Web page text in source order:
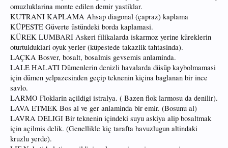
omuzluklarina monte edilen demir yastiklar.
KUTRANI KAPLAMA Ahsap diagonal (çapraz) kaplama
KÜPESTE Güverte üstündeki borda kaplamasi.
KÜREK LUMBARI Askeri filikalarda iskarmoz yerine küreklerin
oturtulduklari oyuk yerler (küpestede takazlik tahtasinda).
LAÇKA Bosver, bosalt, bosalmis gevsemis anlaminda.
LALE HALATI Dümenlerin denizli havalarda düsüp kaybolmamasi
için dümen yelpazesinden geçip teknenin kiçina baglanan bir ince
savlo.
LARMO Floklarin açildigi istralya. ( Bazen flok larmosu da denilir).
LAVA ETMEK Bos al ve ger anlaminda bir emir. (Bosunu al)
LAVRA DELIGI Bir teknenin içindeki suyu askiya alip bosaltmak
için açilmis delik. (Genellikle kiç tarafta havuzlugun altindaki
kruzlu yerde).